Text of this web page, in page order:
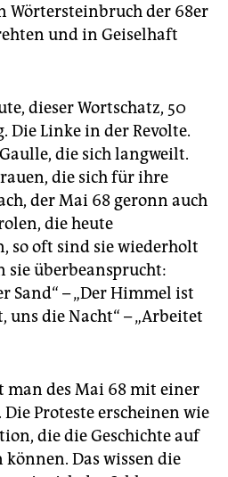
Wörtersteinbruch der 68er
und in Geiselhaft
dieser Wortschatz, 50
Die Linke in der Revolte.
die sich langweilt.
die sich für ihre
der Mai 68 geronn auch
die heute
so oft sind sie wiederholt
sie überbeansprucht:
Sand“ – „Der Himmel ist
uns die Nacht“ – „Arbeitet
man des Mai 68 mit einer
Proteste erscheinen wie
die die Geschichte auf
Das wissen die